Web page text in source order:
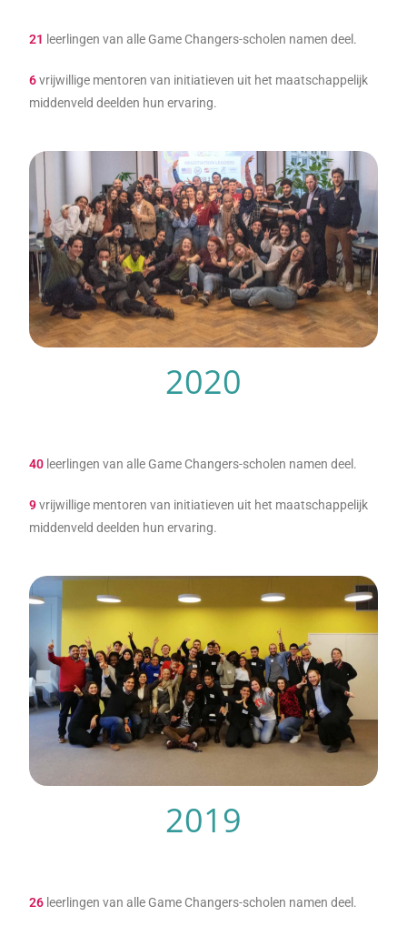
21 leerlingen van alle Game Changers-scholen namen deel.
6vrijwillige mentoren van initiatieven uit het maatschappelijk
middenveld deelden hun ervaring.
2020
40 leerlingen van alle Game Changers-scholen namen deel.
9vrijwillige mentoren van initiatieven uit het maatschappelijk
middenveld deelden hun ervaring.
2019
26 leerlingen van alle Game Changers-scholen namen deel.